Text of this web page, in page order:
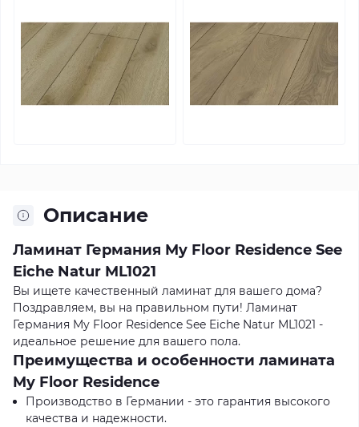
Описание
Ламинат Германия My Floor Residence See
Eiche Natur ML1021
Вы ищете качественный ламинат для вашего дома?
Поздравляем, вы на правильном пути! Ламинат
Германия My Floor Residence See Eiche Natur ML1021 -
идеальное решение для вашего пола.
Преимущества и особенности ламината
My Floor Residence
Производство в Германии - это гарантия высокого
качества и надежности.